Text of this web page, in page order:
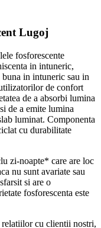
Lugoj
fosforescente
in intuneric,
in intuneric sau in
de confort
de a absorbi lumina
de a emite lumina
luminat. Componenta
cu durabilitate
zi-noapte* care are loc
nu sunt avariate sau
si are o
fosforescenta este
cu clientii nostri,